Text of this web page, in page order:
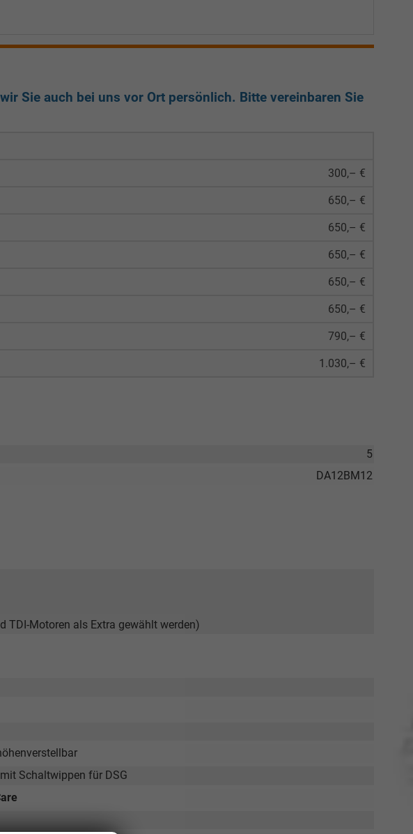
Sie auch bei uns vor Ort persönlich. Bitte vereinbaren Sie
300,– €
650,– €
650,– €
650,– €
650,– €
650,– €
790,– €
1.030,– €
5
DA12BM12
TDI-Motoren als Extra gewählt werden)
Schaltwippen für DSG